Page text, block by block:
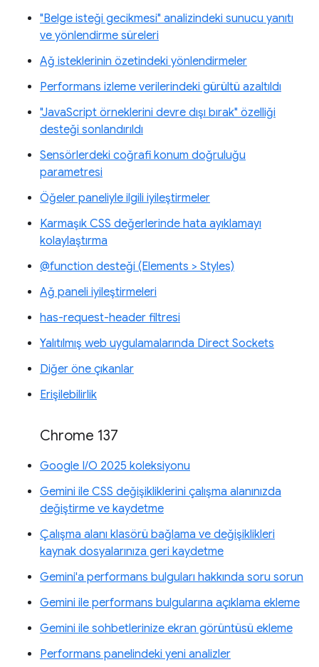
"Belge isteği gecikmesi" analizindeki sunucu yanıtı
ve yönlendirme süreleri
Ağ isteklerinin özetindeki yönlendirmeler
Performans izleme verilerindeki gürültü azaltıldı
"JavaScript örneklerini devre dışı bırak" özelliği
desteği sonlandırıldı
Sensörlerdeki coğrafi konum doğruluğu
parametresi
Öğeler paneliyle ilgili iyileştirmeler
Karmaşık CSS değerlerinde hata ayıklamayı
kolaylaştırma
@function desteği (Elements > Styles)
Ağ paneli iyileştirmeleri
has-request-header filtresi
Yalıtılmış web uygulamalarında Direct Sockets
Diğer öne çıkanlar
Erişilebilirlik
Chrome 137
Google I/O 2025 koleksiyonu
Gemini ile CSS değişikliklerini çalışma alanınızda
değiştirme ve kaydetme
Çalışma alanı klasörü bağlama ve değişiklikleri
kaynak dosyalarınıza geri kaydetme
Gemini'a performans bulguları hakkında soru sorun
Gemini ile performans bulgularına açıklama ekleme
Gemini ile sohbetlerinize ekran görüntüsü ekleme
Performans panelindeki yeni analizler